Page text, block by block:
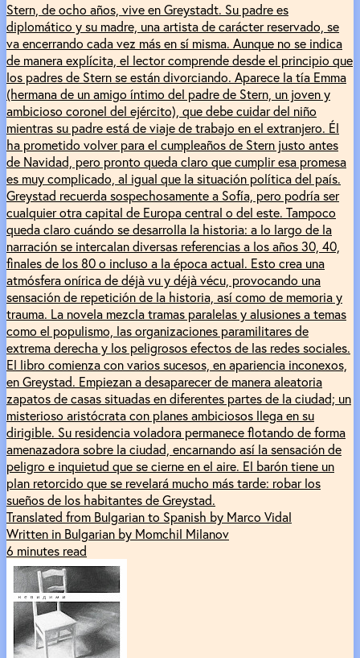
Stern, de ocho años, vive en Greystadt. Su padre es
diplomático y su madre, una artista de carácter reservado, se
va encerrando cada vez más en sí misma. Aunque no se indica
de manera explícita, el lector comprende desde el principio que
los padres de Stern se están divorciando. Aparece la tía Emma
(hermana de un amigo íntimo del padre de Stern, un joven y
ambicioso coronel del ejército), que debe cuidar del niño
mientras su padre está de viaje de trabajo en el extranjero. Él
ha prometido volver para el cumpleaños de Stern justo antes
de Navidad, pero pronto queda claro que cumplir esa promesa
es muy complicado, al igual que la situación política del país.
Greystad recuerda sospechosamente a Sofía, pero podría ser
cualquier otra capital de Europa central o del este. Tampoco
queda claro cuándo se desarrolla la historia: a lo largo de la
narración se intercalan diversas referencias a los años 30, 40,
finales de los 80 o incluso a la época actual. Esto crea una
atmósfera onírica de déjà vu y déjà vécu, provocando una
sensación de repetición de la historia, así como de memoria y
trauma. La novela mezcla tramas paralelas y alusiones a temas
como el populismo, las organizaciones paramilitares de
extrema derecha y los peligrosos efectos de las redes sociales.
El libro comienza con varios sucesos, en apariencia inconexos,
en Greystad. Empiezan a desaparecer de manera aleatoria
zapatos de casas situadas en diferentes partes de la ciudad; un
misterioso aristócrata con planes ambiciosos llega en su
dirigible. Su residencia voladora permanece flotando de forma
amenazadora sobre la ciudad, encarnando así la sensación de
peligro e inquietud que se cierne en el aire. El barón tiene un
plan retorcido que se revelará mucho más tarde: robar los
sueños de los habitantes de Greystad.
Translated from Bulgarian to Spanish by Marco Vidal
Written in Bulgarian by Momchil Milanov
6 minutes read